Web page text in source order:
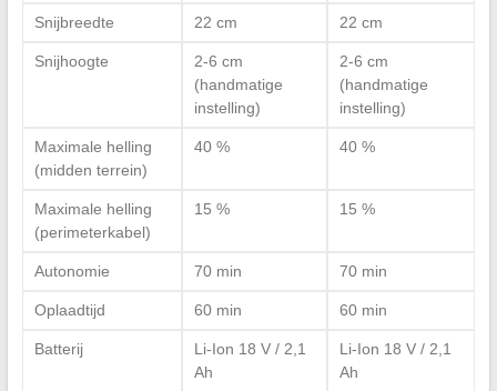
Snijbreedte 22 cm 22 cm
Snijhoogte
2-6 cm
(handmatige
instelling)
2-6 cm
(handmatige
instelling)
Maximale helling
(midden terrein)
40 % 40 %
Maximale helling
(perimeterkabel)
15 % 15 %
Autonomie 70 min 70 min
Oplaadtijd 60 min 60 min
Batterij
Li-Ion 18 V / 2,1
Ah
Li-Ion 18 V / 2,1
Ah